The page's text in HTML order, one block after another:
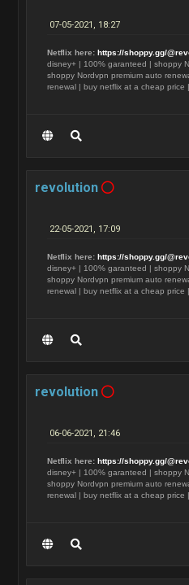
07-05-2021, 18:27
Netflix here: https://shoppy.gg/
disney+ | 100% garanteed | shoppy
shoppy Nordvpn premium auto
renewal | buy netflix at a cheap
revolution
22-05-2021, 17:09
Netflix here: https://shoppy.gg/
disney+ | 100% garanteed | shoppy
shoppy Nordvpn premium auto
renewal | buy netflix at a cheap
revolution
06-06-2021, 21:46
Netflix here: https://shoppy.gg/
disney+ | 100% garanteed | shoppy
shoppy Nordvpn premium auto
renewal | buy netflix at a cheap